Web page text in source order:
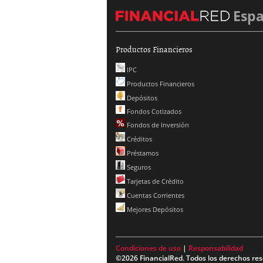
Productos Financieros
IPC
Productos Financieros
Depósitos
Fondos Cotizados
Fondos de Inversión
Créditos
Préstamos
Seguros
Tarjetas de Crédito
Cuentas Corrientes
Mejores Depósitos
Condiciones de uso | Responsabilidad
©2026 FinancialRed. Todos los derechos